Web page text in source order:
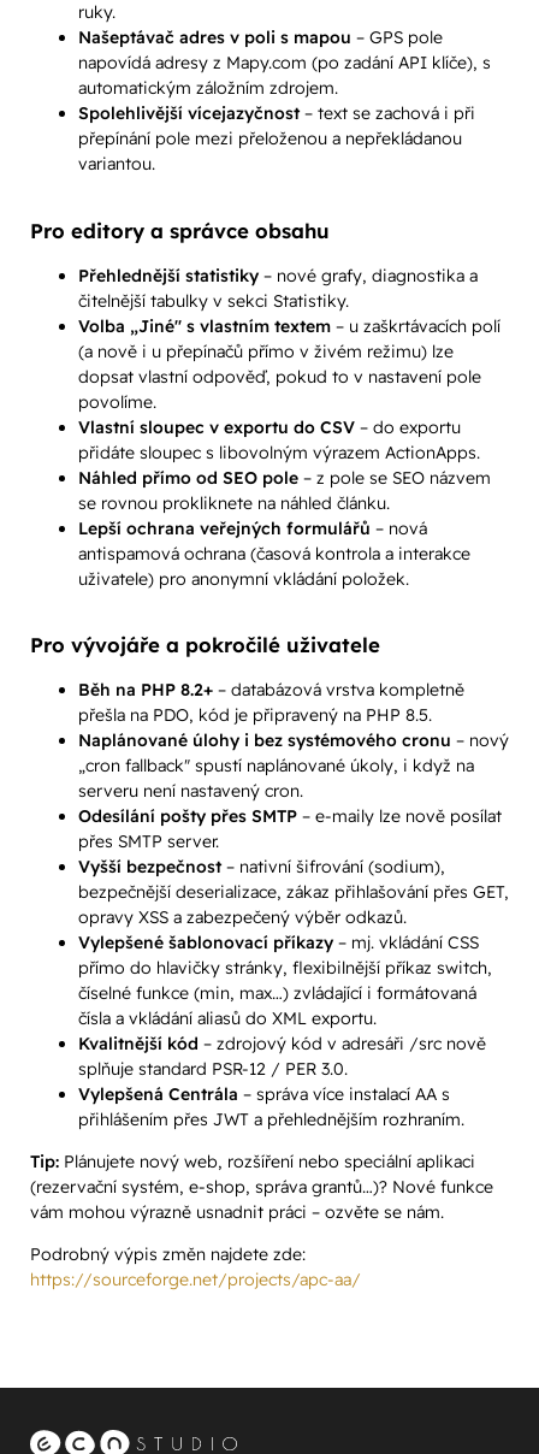
ruky.
Našeptávač adres v poli s mapou – GPS pole
napovídá adresy z Mapy.com (po zadání API klíče), s
automatickým záložním zdrojem.
Spolehlivější vícejazyčnost– text se zachová i při
přepínání pole mezi přeloženou a nepřekládanou
variantou.
Pro editory a správce obsahu
Přehlednější statistiky – nové grafy, diagnostika a
čitelnější tabulky v sekci Statistiky.
Volba „Jiné" s vlastním textem – u zaškrtávacích polí
(a nově i u přepínačů přímo v živém režimu) lze
dopsat vlastní odpověď, pokud to v nastavení pole
povolíme.
Vlastní sloupec v exportu do CSV – do exportu
přidáte sloupec s libovolným výrazem ActionApps.
Náhled přímo od SEO pole – z pole se SEO názvem
se rovnou prokliknete na náhled článku.
Lepší ochrana veřejných formulářů – nová
antispamová ochrana (časová kontrola a interakce
uživatele) pro anonymní vkládání položek.
Pro vývojáře a pokročilé uživatele
Běh na PHP 8.2+ – databázová vrstva kompletně
přešla na PDO, kód je připravený na PHP 8.5.
Naplánované úlohy i bez systémového cronu – nový
„cron fallback" spustí naplánované úkoly, i když na
serveru není nastavený cron.
Odesílání pošty přes SMTP – e-maily lze nově posílat
přes SMTP server.
Vyšší bezpečnost– nativní šifrování (sodium),
bezpečnější deserializace, zákaz přihlašování přes GET,
opravy XSS a zabezpečený výběr odkazů.
Vylepšené šablonovací příkazy – mj. vkládání CSS
přímo do hlavičky stránky, flexibilnější příkaz switch,
číselné funkce (min, max…) zvládající i formátovaná
čísla a vkládání aliasů do XML exportu.
Kvalitnější kód – zdrojový kód v adresáři /src nově
splňuje standard PSR-12 / PER 3.0.
Vylepšená Centrála – správa více instalací AA s
přihlášením přes JWT a přehlednějším rozhraním.
Tip: Plánujete nový web, rozšíření nebo speciální aplikaci
(rezervační systém, e-shop, správa grantů…)? Nové funkce
vám mohou výrazně usnadnit práci – ozvěte se nám.
Podrobný výpis změn najdete zde:
https://sourceforge.net/projects/apc-aa/